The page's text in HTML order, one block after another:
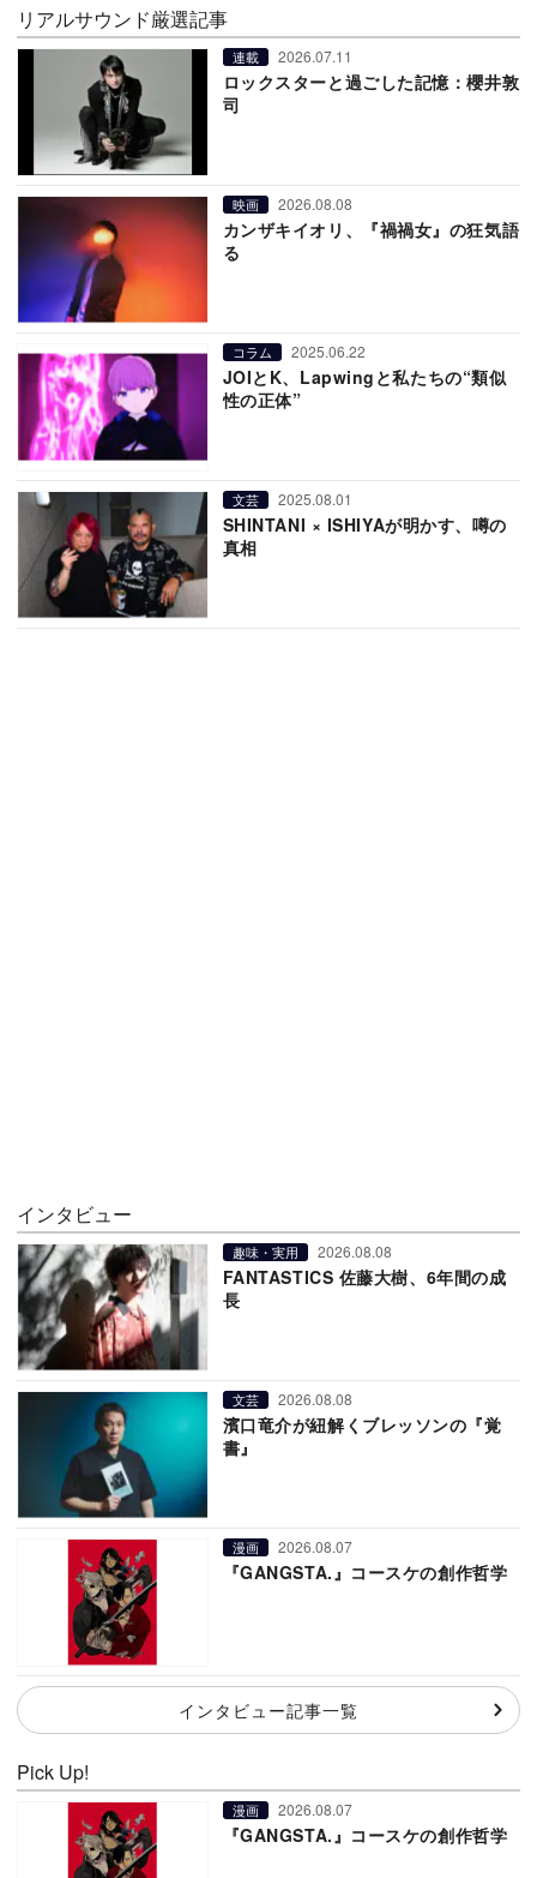
リアルサウンド厳選記事
連載 2026.07.11
ロックスターと過ごした記憶：櫻井敦
司
映画 2026.08.08
カンザキイオリ、『禍禍女』の狂気語
る
コラム 2025.06.22
JOIとK、Lapwingと私たちの“類似
性の正体”
文芸 2025.08.01
SHINTANI × ISHIYAが明かす、噂の
真相
インタビュー
趣味・実用 2026.08.08
FANTASTICS 佐藤大樹、6年間の成
長
文芸 2026.08.08
濱口竜介が紐解くブレッソンの『覚
書』
漫画 2026.08.07
『GANGSTA.』コースケの創作哲学
インタビュー記事一覧
Pick Up!
漫画 2026.08.07
『GANGSTA.』コースケの創作哲学